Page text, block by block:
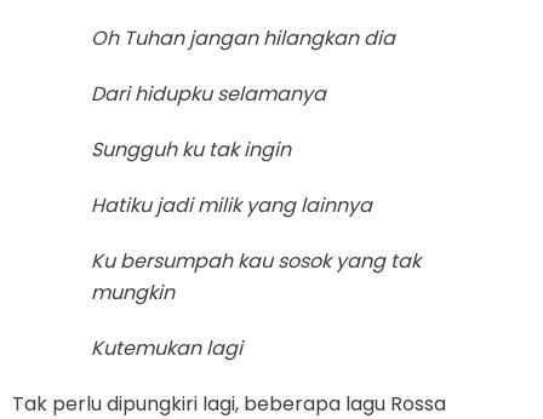
Oh Tuhan jangan hilangkan dia
Dari hidupku selamanya
Sungguh ku tak ingin
Hatiku jadi milik yang lainnya
Ku bersumpah kau sosok yang tak
mungkin
Kutemukan lagi
Tak perlu dipungkiri lagi, beberapa lagu Rossa